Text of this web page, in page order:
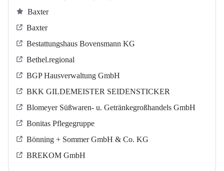
Baxter
Baxter
Bestattungshaus Bovensmann KG
Bethel.regional
BGP Hausverwaltung GmbH
BKK GILDEMEISTER SEIDENSTICKER
Blomeyer Süßwaren- u. Getränkegroßhandels GmbH
Bonitas Pflegegruppe
Bönning + Sommer GmbH & Co. KG
BREKOM GmbH